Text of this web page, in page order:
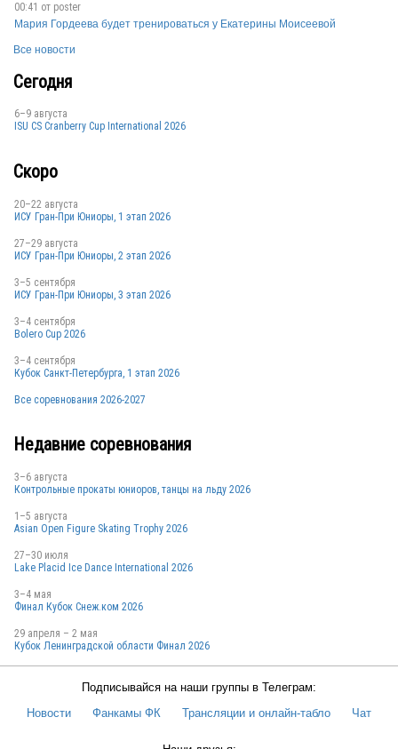
00:41 от poster
Мария Гордеева будет тренироваться у Екатерины Моисеевой
Все новости
Сегодня
6–9 августа
ISU CS Cranberry Cup International 2026
Скоро
20–22 августа
ИСУ Гран-При Юниоры, 1 этап 2026
27–29 августа
ИСУ Гран-При Юниоры, 2 этап 2026
3–5 сентября
ИСУ Гран-При Юниоры, 3 этап 2026
3–4 сентября
Bolero Cup 2026
3–4 сентября
Кубок Санкт-Петербурга, 1 этап 2026
Все соревнования 2026-2027
Недавние соревнования
3–6 августа
Контрольные прокаты юниоров, танцы на льду 2026
1–5 августа
Asian Open Figure Skating Trophy 2026
27–30 июля
Lake Placid Ice Dance International 2026
3–4 мая
Финал Кубок Снеж.ком 2026
29 апреля – 2 мая
Кубок Ленинградской области Финал 2026
Подписывайся на наши группы в Телеграм:
Новости
Фанкамы ФК Трансляции и онлайн-табло Чат